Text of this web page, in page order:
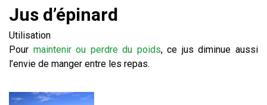
Jus d’épinard
Utilisation
Pour maintenir ou perdre du poids, ce jus diminue aussi
l’envie de manger entre les repas.